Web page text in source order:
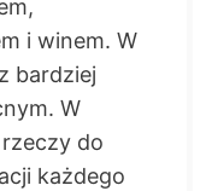
i winem. W
bardziej
W
do
każdego